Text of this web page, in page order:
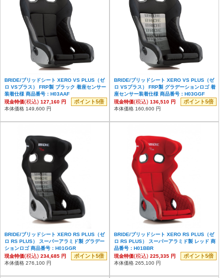
BRIDE/ブリッドシート XERO VS PLUS（ゼ
ロ VSプラス） FRP製 ブラック 着座センサー
装着仕様 商品番号：H03AAF
現金特価(税込) 127,160 円 ポイント5倍
本体価格 149,600 円
BRIDE/ブリッドシート XERO VS PLUS（ゼ
ロ VSプラス） FRP製 グラデーションロゴ 着
座センサー装着仕様 商品番号：H03GGF
現金特価(税込) 136,510 円 ポイント5倍
本体価格 160,600 円
BRIDE/ブリッドシート XERO RS PLUS（ゼ
ロ RS PLUS） スーパーアラミド製 グラデー
ションロゴ 商品番号：H01GGR
現金特価(税込) 234,685 円 ポイント5倍
本体価格 276,100 円
BRIDE/ブリッドシート XERO RS PLUS（ゼ
ロ RS PLUS） スーパーアラミド製 レッド 商
品番号：H01BBR
現金特価(税込) 225,335 円 ポイント5倍
本体価格 265,100 円